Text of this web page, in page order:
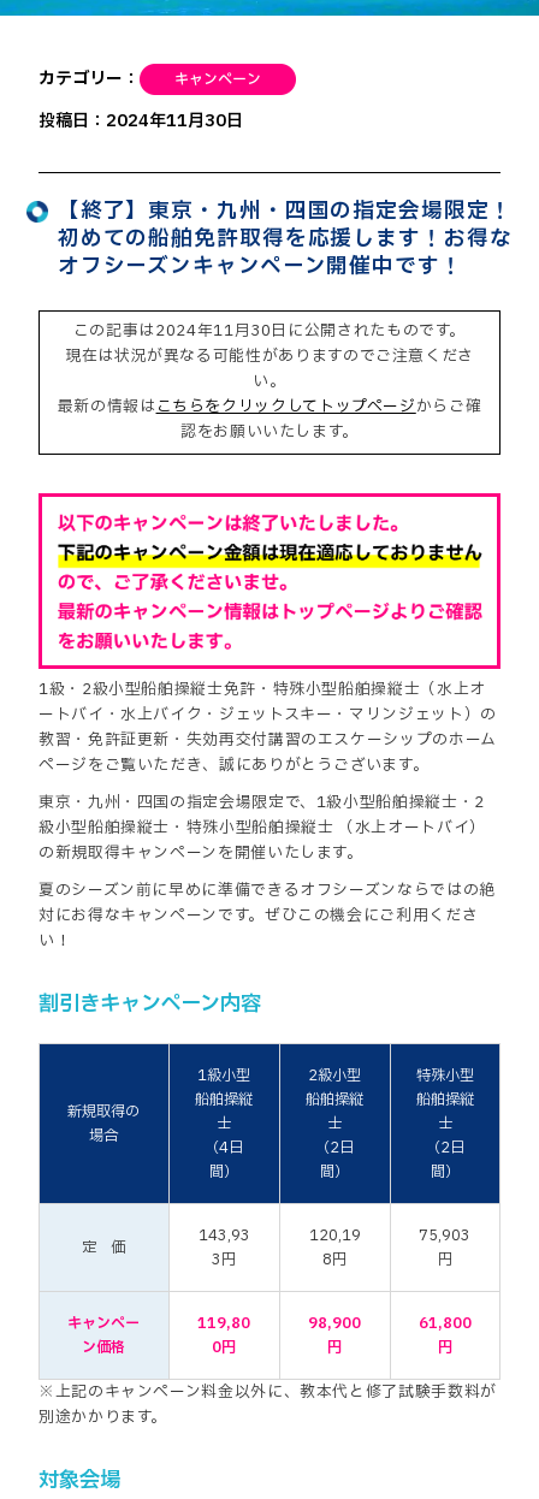
カテゴリー：
投稿日：2024年11月30日
【終了】東京・九州・四国の指定会場限定！
初めての船舶免許取得を応援します！お得な
オフシーズンキャンペーン開催中です！
この記事は2024年11月30日に公開されたものです。
現在は状況が異なる可能性がありますのでご注意くださ
い。
最新の情報はこちらをクリックしてトップページからご確
認をお願いいたします。
1級・2級小型船舶操縦士免許・特殊小型船舶操縦士（水上オ
ートバイ・水上バイク・ジェットスキー・マリンジェット）の
教習・免許証更新・失効再交付講習のエスケーシップのホーム
ページをご覧いただき、誠にありがとうございます。
東京・九州・四国の指定会場限定で、1級小型船舶操縦士・2
級小型船舶操縦士・特殊小型船舶操縦士 （水上オートバイ）
の新規取得キャンペーンを開催いたします。
夏のシーズン前に早めに準備できるオフシーズンならではの絶
対にお得なキャンペーンです。ぜひこの機会にご利用くださ
い！
割引きキャンペーン内容
新規取得の
場合
1級小型
船舶操縦
士
（4日
間）
2級小型
船舶操縦
士
（2日
間）
特殊小型
船舶操縦
士
（2日
間）
定 価
143,93
3円
120,19
8円
75,903
円
キャンペー
ン価格
119,80
0円
98,900
円
61,800
円
※上記のキャンペーン料金以外に、教本代と修了試験手数料が
別途かかります。
対象会場